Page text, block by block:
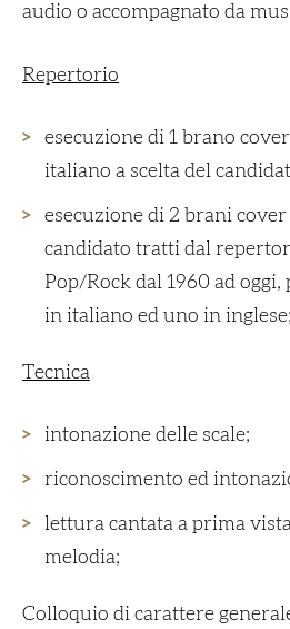
audio o accompagnato da
Repertorio
esecuzione di 1 brano
italiano a scelta del
esecuzione di 2 brani cover
candidato tratti dal
Pop/Rock dal 1960 ad
in italiano ed uno in inglese;
Tecnica
intonazione delle scale;
riconoscimento ed
lettura cantata a prima
melodia;
Colloquio di carattere